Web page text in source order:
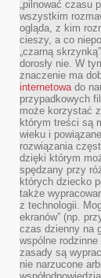
„pilnować czasu
wszystkim
ogląda, z kim
cieszy, a co
„czarną
dorosły nie. W
znaczenie ma
internetowado
przypadkowych
może korzystać
którym treści są
wieku i
rozwiązania
dzięki którym
spędzany przy
których dziecko
także
z technologii.
ekranów” (np.
czas dzienny na
wspólne
zasady są
nie narzucone